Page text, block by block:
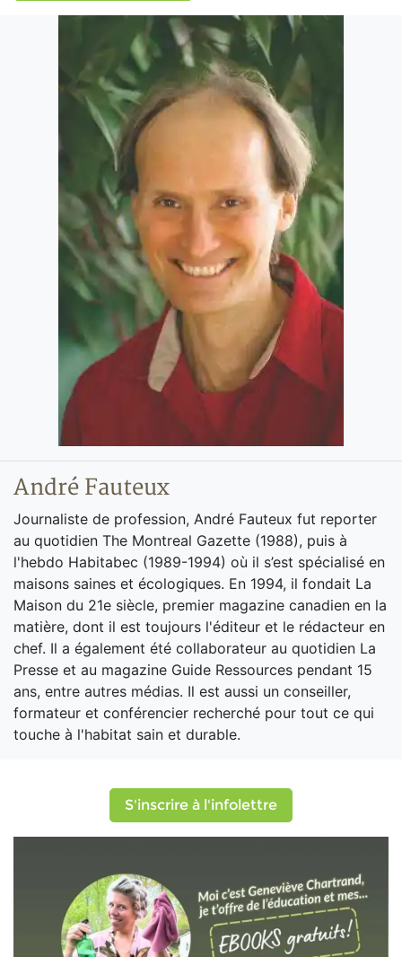
André Fauteux
Journaliste de profession, André Fauteux fut reporter
au quotidien The Montreal Gazette (1988), puis à
l'hebdo Habitabec (1989-1994) où il s’est spécialisé en
maisons saines et écologiques. En 1994, il fondait La
Maison du 21e siècle, premier magazine canadien en la
matière, dont il est toujours l'éditeur et le rédacteur en
chef. Il a également été collaborateur au quotidien La
Presse et au magazine Guide Ressources pendant 15
ans, entre autres médias. Il est aussi un conseiller,
formateur et conférencier recherché pour tout ce qui
touche à l'habitat sain et durable.
S'inscrire à l'infolettre